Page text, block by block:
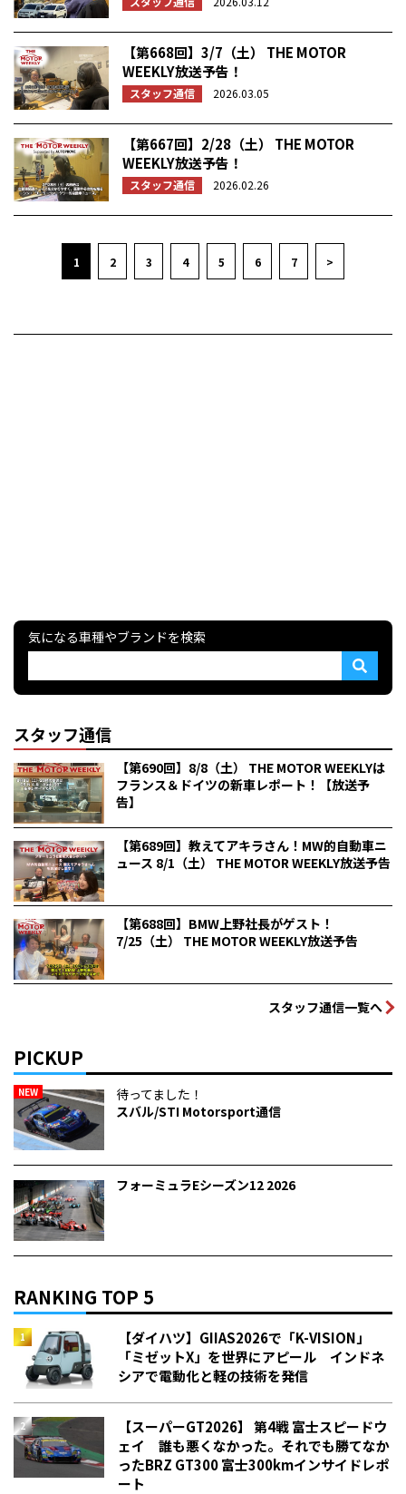
【第668回】3/7（土） THE MOTOR
WEEKLY放送予告！
スタッフ通信 2026.03.05
【第667回】2/28（土） THE MOTOR
WEEKLY放送予告！
スタッフ通信 2026.02.26
1 2 3 4 5 6 7 >
気になる車種やブランドを検索
スタッフ通信
【第690回】8/8（土） THE MOTOR WEEKLYは
フランス＆ドイツの新車レポート！【放送予
告】
【第689回】教えてアキラさん！MW的自動車ニ
ュース 8/1（土） THE MOTOR WEEKLY放送予告
【第688回】BMW上野社長がゲスト！
7/25（土） THE MOTOR WEEKLY放送予告
スタッフ通信一覧へ
PICKUP
NEW
待ってました！
スバル/STI Motorsport通信
フォーミュラEシーズン12 2026
RANKING TOP 5
【ダイハツ】GIIAS2026で「K-VISION」
「ミゼットX」を世界にアピール インドネ
シアで電動化と軽の技術を発信
【スーパーGT2026】 第4戦 富士スピードウ
ェイ 誰も悪くなかった。それでも勝てなか
った――BRZ GT300 富士300kmインサイドレポ
ート